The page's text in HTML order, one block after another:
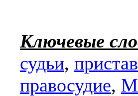
Ключевые
судьи,
правосудие,